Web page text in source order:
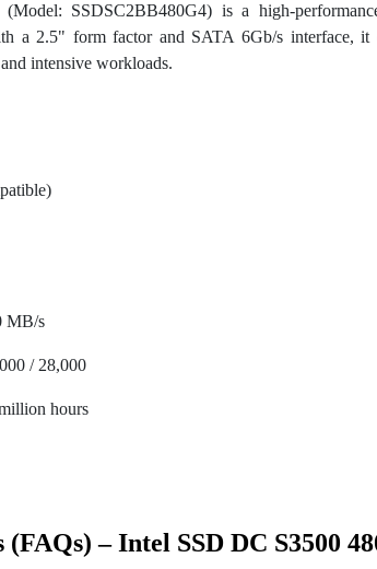
SSDSC2BB480G4) is a high-
a 2.5" form factor and SATA 6Gb/s interface, it
intensive workloads.
MB/s
/ 28,000
hours
– Intel SSD DC S3500